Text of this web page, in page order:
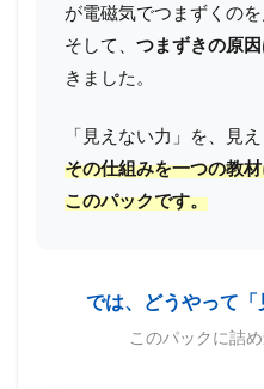
が電磁気でつまずくのを
そして、 つまずきの原
きました。
「見えない力」を、見
その仕組みを一つの教
このパックです。
では、どうやって「
このパックに詰